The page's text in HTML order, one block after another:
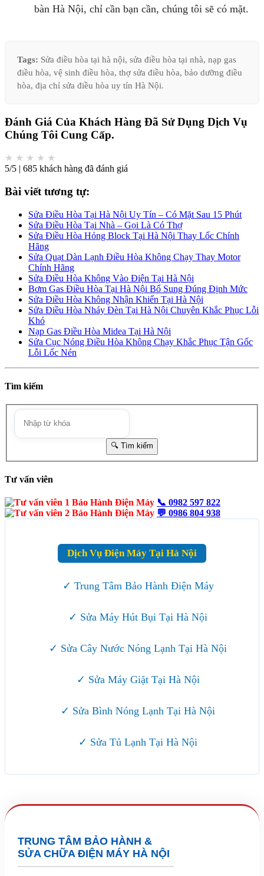
bàn Hà Nội, chỉ cần bạn cần, chúng tôi sẽ có mặt.
Tags: Sửa điều hòa tại hà nội, sửa điều hòa tại nhà, nạp gas
điều hòa, vệ sinh điều hòa, thợ sửa điều hòa, bảo dưỡng điều
hòa, địa chỉ sửa điều hòa uy tín Hà Nội.
Đánh Giá Của Khách Hàng Đã Sử Dụng Dịch Vụ
Chúng Tôi Cung Cấp.
★ ★ ★ ★ ★
5/5 | 685 khách hàng đã đánh giá
Bài viết tương tự:
Sửa Điều Hòa Tại Hà Nội Uy Tín – Có Mặt Sau 15 Phút
Sửa Điều Hòa Tại Nhà – Gọi Là Có Thợ
Sửa Điều Hòa Hỏng Block Tại Hà Nội Thay Lốc Chính
Hãng
Sửa Quạt Dàn Lạnh Điều Hòa Không Chạy Thay Motor
Chính Hãng
Sửa Điều Hòa Không Vào Điện Tại Hà Nội
Bơm Gas Điều Hòa Tại Hà Nội Bổ Sung Đúng Định Mức
Sửa Điều Hòa Không Nhận Khiển Tại Hà Nội
Sửa Điều Hòa Nháy Đèn Tại Hà Nội Chuyên Khắc Phục Lỗi
Khó
Nạp Gas Điều Hòa Midea Tại Hà Nội
Sửa Cục Nóng Điều Hòa Không Chạy Khắc Phục Tận Gốc
Lỗi Lốc Nén
Tìm kiếm
Tư vấn viên
📞 0982 597 822
💬 0986 804 938
Dịch Vụ Điện Máy Tại Hà Nội
✓ Trung Tâm Bảo Hành Điện Máy
✓ Sửa Máy Hút Bụi Tại Hà Nội
✓ Sửa Cây Nước Nóng Lạnh Tại Hà Nội
✓ Sửa Máy Giặt Tại Hà Nội
✓ Sửa Bình Nóng Lạnh Tại Hà Nội
✓ Sửa Tủ Lạnh Tại Hà Nội
TRUNG TÂM BẢO HÀNH &
SỬA CHỮA ĐIỆN MÁY HÀ NỘI